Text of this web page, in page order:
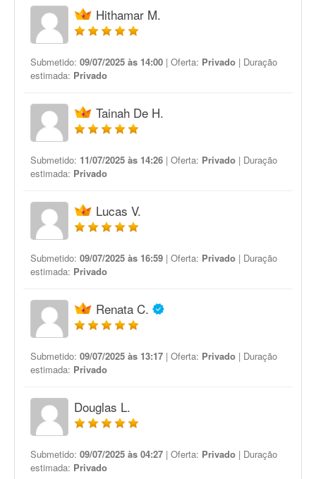
Hithamar M.
Submetido: 09/07/2025 às 14:00 | Oferta: Privado | Duração
estimada: Privado
Tainah De H.
Submetido: 11/07/2025 às 14:26 | Oferta: Privado | Duração
estimada: Privado
Lucas V.
Submetido: 09/07/2025 às 16:59 | Oferta: Privado | Duração
estimada: Privado
Renata C.
Submetido: 09/07/2025 às 13:17 | Oferta: Privado | Duração
estimada: Privado
Douglas L.
Submetido: 09/07/2025 às 04:27 | Oferta: Privado | Duração
estimada: Privado